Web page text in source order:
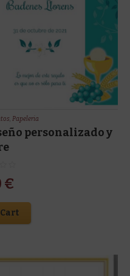
, Papeleria
personalizado y
€